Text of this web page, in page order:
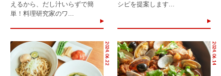
えるから、だし汁いらずで簡
単！料理研究家のワ...
シピを提案します...
2024.06.22 2024.06.14